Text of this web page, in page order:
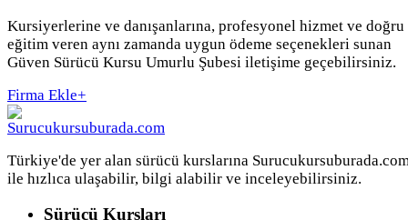
Kursiyerlerine ve danışanlarına, profesyonel hizmet ve doğru
eğitim veren aynı zamanda uygun ödeme seçenekleri sunan
Güven Sürücü Kursu Umurlu Şubesi iletişime geçebilirsiniz.
Firma Ekle+
Türkiye'de yer alan sürücü kurslarına
ile hızlıca ulaşabilir, bilgi alabilir ve inceleyebilirsiniz.
Sürücü Kursları